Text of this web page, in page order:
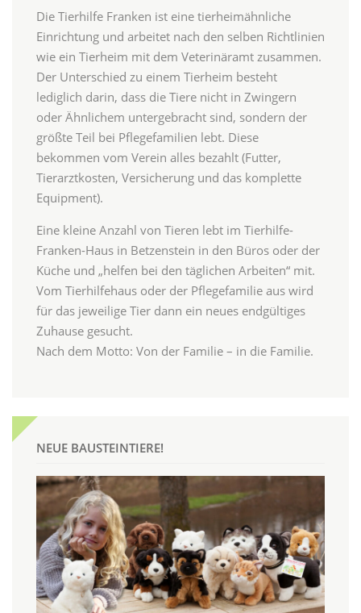
Die Tierhilfe Franken ist eine tierheimähnliche
Einrichtung und arbeitet nach den selben Richtlinien
wie ein Tierheim mit dem Veterinäramt zusammen.
Der Unterschied zu einem Tierheim besteht
lediglich darin, dass die Tiere nicht in Zwingern
oder Ähnlichem untergebracht sind, sondern der
größte Teil bei Pflegefamilien lebt. Diese
bekommen vom Verein alles bezahlt (Futter,
Tierarztkosten, Versicherung und das komplette
Equipment).
Eine kleine Anzahl von Tieren lebt im Tierhilfe-
Franken-Haus in Betzenstein in den Büros oder der
Küche und „helfen bei den täglichen Arbeiten“ mit.
Vom Tierhilfehaus oder der Pflegefamilie aus wird
für das jeweilige Tier dann ein neues endgültiges
Zuhause gesucht.
Nach dem Motto: Von der Familie – in die Familie.
NEUE BAUSTEINTIERE!